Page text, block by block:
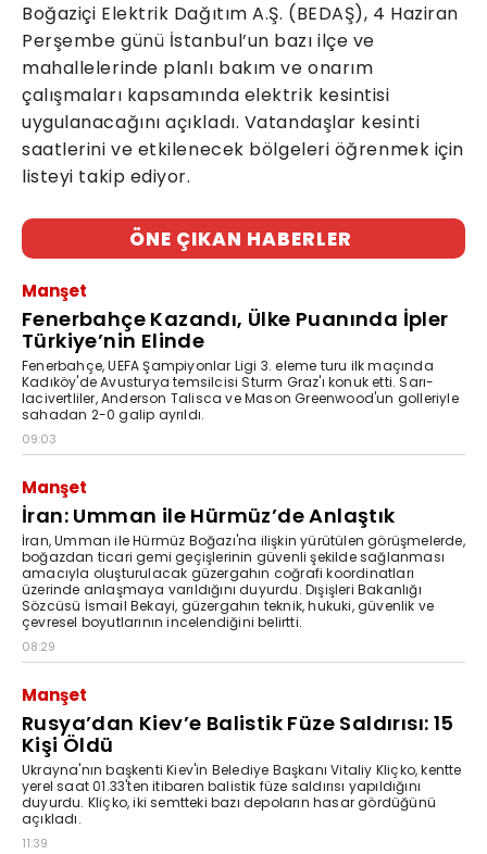
Boğaziçi Elektrik Dağıtım A.Ş. (BEDAŞ), 4 Haziran
Perşembe günü İstanbul’un bazı ilçe ve
mahallelerinde planlı bakım ve onarım
çalışmaları kapsamında elektrik kesintisi
uygulanacağını açıkladı. Vatandaşlar kesinti
saatlerini ve etkilenecek bölgeleri öğrenmek için
listeyi takip ediyor.
ÖNE ÇIKAN HABERLER
Manşet
Fenerbahçe Kazandı, Ülke Puanında İpler
Türkiye’nin Elinde
Fenerbahçe, UEFA Şampiyonlar Ligi 3. eleme turu ilk maçında
Kadıköy'de Avusturya temsilcisi Sturm Graz'ı konuk etti. Sarı-
lacivertliler, Anderson Talisca ve Mason Greenwood'un golleriyle
sahadan 2-0 galip ayrıldı.
09:03
Manşet
İran: Umman ile Hürmüz’de Anlaştık
İran, Umman ile Hürmüz Boğazı'na ilişkin yürütülen görüşmelerde,
boğazdan ticari gemi geçişlerinin güvenli şekilde sağlanması
amacıyla oluşturulacak güzergahın coğrafi koordinatları
üzerinde anlaşmaya varıldığını duyurdu. Dışişleri Bakanlığı
Sözcüsü İsmail Bekayi, güzergahın teknik, hukuki, güvenlik ve
çevresel boyutlarının incelendiğini belirtti.
08:29
Manşet
Rusya’dan Kiev’e Balistik Füze Saldırısı: 15
Kişi Öldü
Ukrayna'nın başkenti Kiev'in Belediye Başkanı Vitaliy Kliçko, kentte
yerel saat 01.33'ten itibaren balistik füze saldırısı yapıldığını
duyurdu. Kliçko, iki semtteki bazı depoların hasar gördüğünü
açıkladı.
11:39